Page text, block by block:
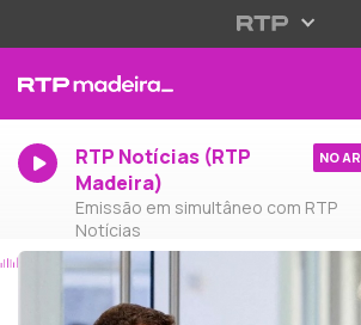
RTP Notícias (RTP
Madeira)
Emissão em simultâneo com RTP
Notícias
NO AR